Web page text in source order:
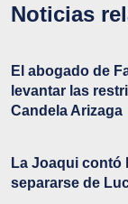
Noticias
El abogado de
levantar las
Candela Arizaga
La Joaqui contó
separarse de